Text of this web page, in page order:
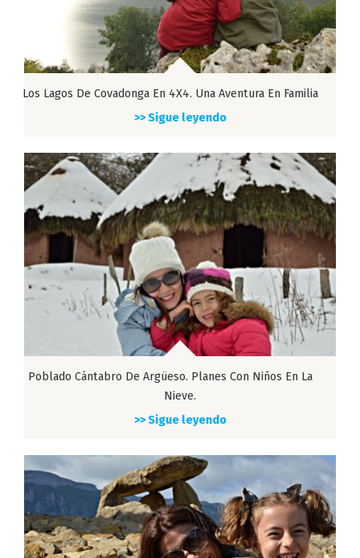
Los Lagos De Covadonga En 4X4. Una Aventura En Familia
>> Sigue leyendo
Poblado Cántabro De Argüeso. Planes Con Niños En La
Nieve.
>> Sigue leyendo